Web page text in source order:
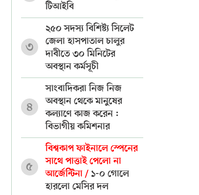
টিআইবি
৩
২৫০ সদস্য বিশিষ্ট্য সিলেট
জেলা হাসপাতাল চালুর
দাবীতে ৩০ মিনিটের
অবস্থান কর্মসূচী
৪
সাংবাদিকরা নিজ নিজ
অবস্থান থেকে মানুষের
কল্যাণে কাজ করেন :
বিভাগীয় কমিশনার
৫
বিশ্বকাপ ফাইনালে স্পেনের
সাথে পাত্তাই পেলো না
আর্জেন্টিনা / ১-০ গোলে
হারলো মেসির দল